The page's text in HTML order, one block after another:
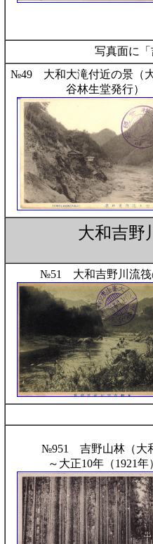
写真面に
№49 大和大滝付近の景（
谷林生堂発行）
大和吉野
№51 大和吉野川流筏
№951 吉野山林（大
～大正10年（1921年